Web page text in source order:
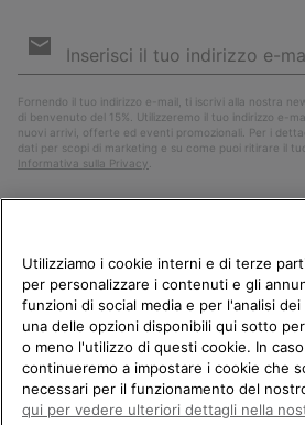
e-
Fornendo il tuo indirizzo e-mail, ti iscrivi alla nostra
di benvenuto del 15%. Utilizzeremo il tuo indirizzo e-
nuovi arrivi, offerte ed eventi promozionali. Per i
dati per scopi di marketing e su come puoi ritirare il
Informativa sulla Privacy
Italia
©2026Columbia Sportswear Company.
BENVENUTO/A
Utilizziamo i cookie interni e di terze
per personalizzare i contenuti e gli
funzioni di social media e per l'analisi
una delle opzioni disponibili qui sotto
o meno l'utilizzo di questi cookie. In
continueremo a impostare i cookie che
necessari per il funzionamento del
qui per vedere ulteriori dettagli nella